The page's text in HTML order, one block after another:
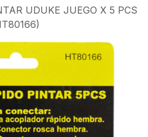
UDUKE JUEGO X 5 PCS